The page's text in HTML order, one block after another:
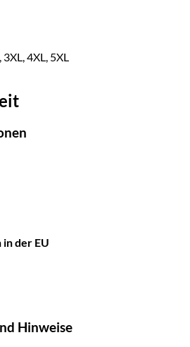
3XL, 4XL, 5XL
der EU
Hinweise